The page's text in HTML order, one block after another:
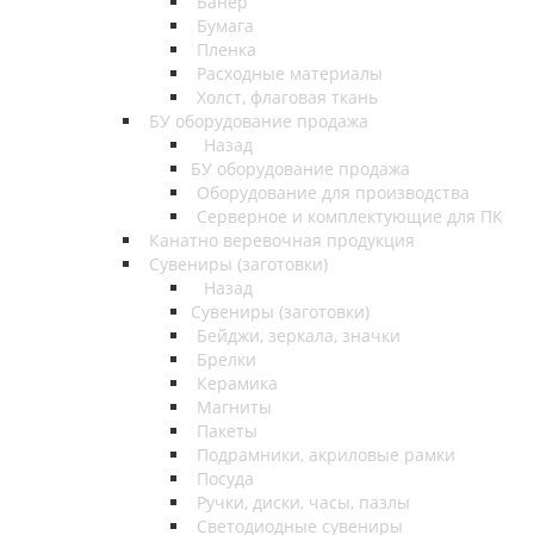
Бумага
Пленка
Расходные материалы
Холст, флаговая ткань
БУ оборудование продажа
Назад
БУ оборудование продажа
Оборудование для производства
Серверное и комплектующие для ПК
Канатно веревочная продукция
Сувениры (заготовки)
Назад
Сувениры (заготовки)
Бейджи, зеркала, значки
Брелки
Керамика
Магниты
Пакеты
Подрамники, акриловые рамки
Посуда
Ручки, диски, часы, пазлы
Светодиодные сувениры